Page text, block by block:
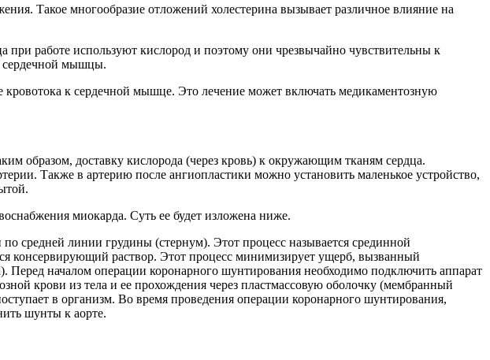
Такое многообразие отложений холестерина вызывает различное влияние на
работе используют кислород и поэтому они чрезвычайно чувствительны к
сердечной мышцы.
к сердечной мышце. Это лечение может включать медикаментозную
образом, доставку кислорода (через кровь) к окружающим тканям сердца.
Также в артерию после ангиопластики можно установить маленькое устройство,
миокарда. Суть ее будет изложена ниже.
по средней линии грудины (стернум). Этот процесс называется срединной
консервирующий раствор. Этот процесс минимизирует ущерб, вызванный
Перед началом операции коронарного шунтирования необходимо подключить аппарат
крови из тела и ее прохождения через пластмассовую оболочку (мембранный
в организм. Во время проведения операции коронарного шунтирования,
шунты к аорте.